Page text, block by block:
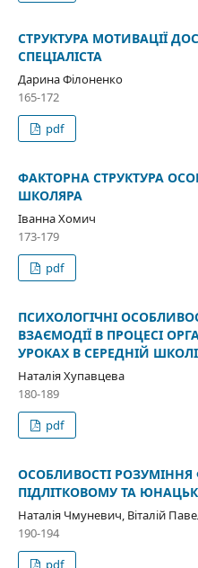
СТРУКТУРА МОТИВАЦІЇ
СПЕЦІАЛІСТА
Дарина Філоненко
165-172
pdf
ФАКТОРНА СТРУКТУРА
ШКОЛЯРА
Іванна Хомич
173-179
pdf
ПСИХОЛОГІЧНІ
ВЗАЄМОДІЇ В ПРОЦЕСІ
УРОКАХ В СЕРЕДНІЙ ШКОЛІ
Наталія Хупавцева
180-189
pdf
ОСОБЛИВОСТІ
ПІДЛІТКОВОМУ ТА
Наталія Чмуневич, Віталій
190-194
pdf